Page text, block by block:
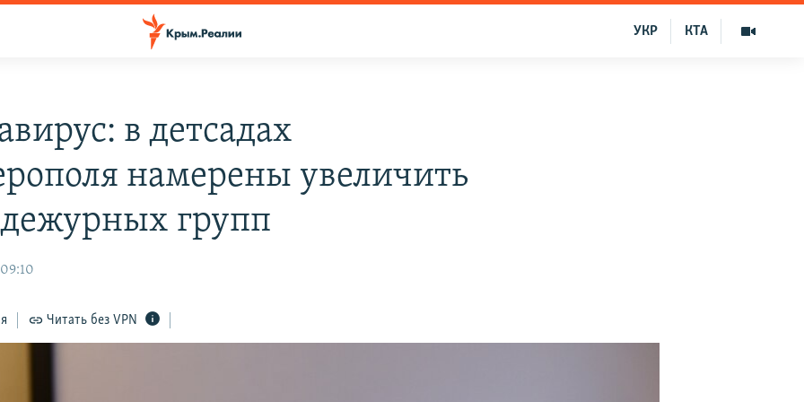
КТА
УКР
в детсадах
намерены увеличить
групп
Читать без VPN